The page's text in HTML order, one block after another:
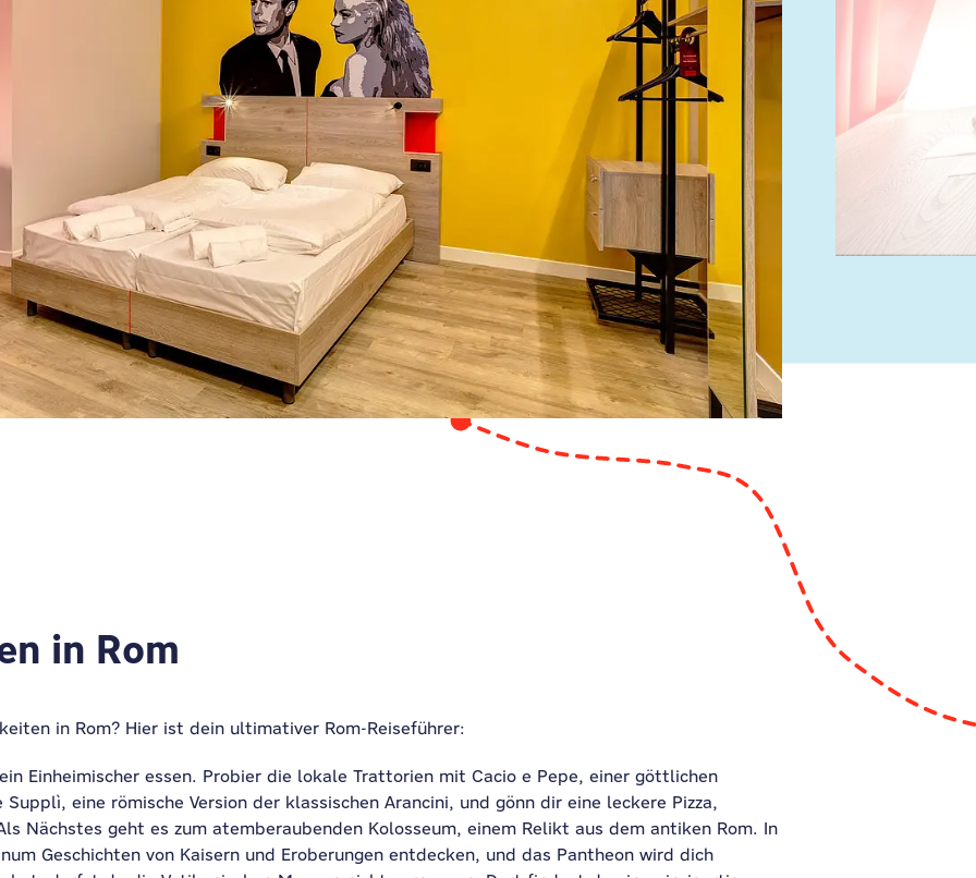
in Rom
in Rom? Hier ist dein ultimativer Rom-Reiseführer:
Einheimischer essen. Probier die lokale Trattorien mit Cacio e Pepe, einer göttlichen
eine römische Version der klassischen Arancini, und gönn dir eine leckere Pizza,
Nächstes geht es zum atemberaubenden Kolosseum, einem Relikt aus dem antiken Rom. In
Geschichten von Kaisern und Eroberungen entdecken, und das Pantheon wird dich